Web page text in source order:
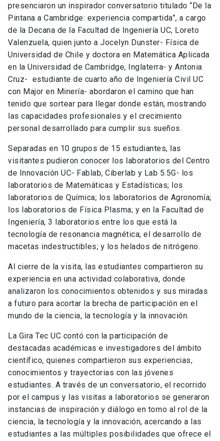
presenciaron un inspirador conversatorio titulado “De la
Pintana a Cambridge: experiencia compartida”, a cargo
de la Decana de la Facultad de Ingeniería UC, Loreto
Valenzuela, quien junto a Jocelyn Dunster- Física de
Universidad de Chile y doctora en Matemática Aplicada
en la Universidad de Cambridge, Inglaterra- y Antonia
Cruz- estudiante de cuarto año de Ingeniería Civil UC
con Major en Minería- abordaron el camino que han
tenido que sortear para llegar donde están, mostrando
las capacidades profesionales y el crecimiento
personal desarrollado para cumplir sus sueños.
Separadas en 10 grupos de 15 estudiantes, las
visitantes pudieron conocer los laboratorios del Centro
de Innovación UC- Fablab, Ciberlab y Lab 5.5G- los
laboratorios de Matemáticas y Estadísticas; los
laboratorios de Química; los laboratorios de Agronomía;
los laboratorios de Física Plasma; y en la Facultad de
Ingeniería, 3 laboratorios entre los que está la
tecnología de resonancia magnética; el desarrollo de
macetas indestructibles; y los helados de nitrógeno.
Al cierre de la visita, las estudiantes compartieron su
experiencia en una actividad colaborativa, donde
analizaron los conocimientos obtenidos y sus miradas
a futuro para acortar la brecha de participación en el
mundo de la ciencia, la tecnología y la innovación.
La Gira Tec UC contó con la participación de
destacadas académicas e investigadores del ámbito
científico, quienes compartieron sus experiencias,
conocimientos y trayectorias con las jóvenes
estudiantes. A través de un conversatorio, el recorrido
por el campus y las visitas a laboratorios se generaron
instancias de inspiración y diálogo en torno al rol de la
ciencia, la tecnología y la innovación, acercando a las
estudiantes a las múltiples posibilidades que ofrece el